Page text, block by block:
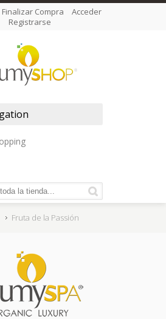
Finalizar Compra
Acceder
Registrarse
Fruta de la Passión